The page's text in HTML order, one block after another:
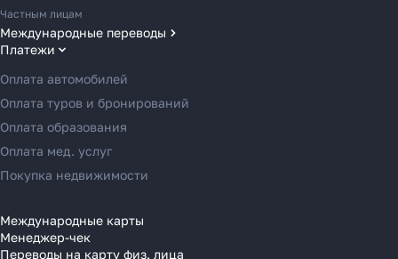
Частным лицам
Международные переводы
Переводы в США
Переводы в ОАЭ
Переводы в Европу
Переводы в Азию
Переводы в Россию
Переводы в Австрию
Переводы в Болгарию
Переводы в Венгрию
Платежи
Оплата автомобилей
Оплата туров и бронирований
Оплата образования
Оплата мед. услуг
Покупка недвижимости
Международные карты
Менеджер-чек
Переводы на карту физ. лица